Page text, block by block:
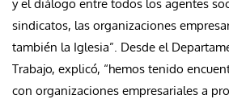
y el diálogo entre todos los agentes
sindicatos, las organizaciones
también la Iglesia”. Desde el
Trabajo, explicó, “hemos tenido
con organizaciones empresariales a